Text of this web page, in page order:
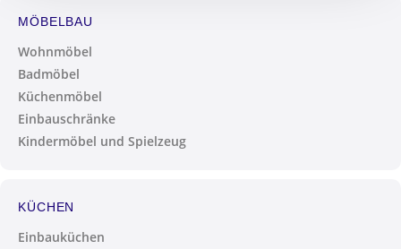
MÖBELBAU
Wohnmöbel
Badmöbel
Küchenmöbel
Einbauschränke
Kindermöbel und Spielzeug
KÜCHEN
Einbauküchen